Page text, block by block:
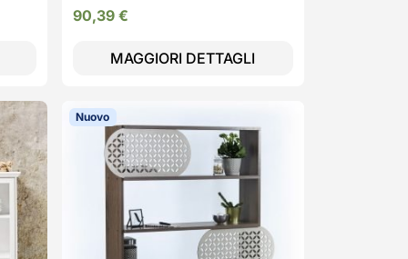
90,39 €
MAGGIORI DETTAGLI
Nuovo